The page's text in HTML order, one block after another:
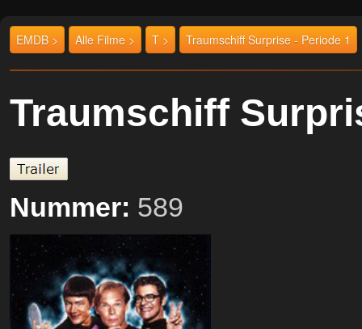
EMDB > Alle Filme > T > Traumschiff Surprise - Periode 1
Traumschiff
Nummer: 589